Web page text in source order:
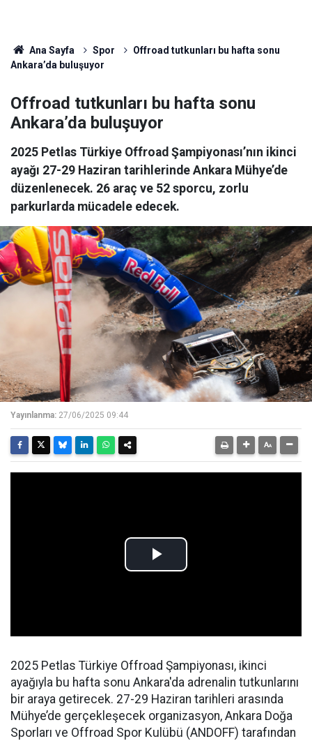
Ana Sayfa Spor
Offroad tutkunları bu hafta sonu
Ankara’da buluşuyor
Offroad tutkunları bu hafta sonu
Ankara’da buluşuyor
2025 Petlas Türkiye Offroad Şampiyonası’nın ikinci
ayağı 27-29 Haziran tarihlerinde Ankara Mühye’de
düzenlenecek. 26 araç ve 52 sporcu, zorlu
parkurlarda mücadele edecek.
Yayınlanma: 27/06/2025 09:44
2025 Petlas Türkiye Offroad Şampiyonası, ikinci
ayağıyla bu hafta sonu Ankara'da adrenalin tutkunlarını
bir araya getirecek. 27-29 Haziran tarihleri arasında
Mühye’de gerçekleşecek organizasyon, Ankara Doğa
Sporları ve Offroad Spor Kulübü (ANDOFF) tarafından